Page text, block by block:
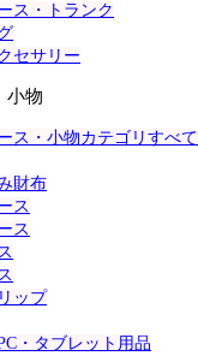
ス・トランク
セサリー
小物
ス・小物カテゴリすべて
財布
ス
ス
ップ
・タブレット用品